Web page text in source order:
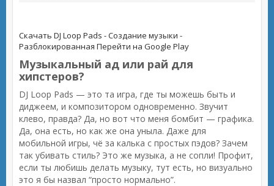
Скачать DJ Loop Pads - Создание музыки -
Разблокированная Перейти на Google Play
Музыкальный ад или рай для
хипстеров?
DJ Loop Pads — это та игра, где ты можешь быть и
диджеем, и композитором одновременно. Звучит
клево, правда? Да, но вот что меня бомбит — графика.
Да, она есть, но как же она уныла. Даже для
мобильной игры, чё за калька с простых пэдов? Зачем
так убивать стиль? Это же музыка, а не сопли! Профит,
если ты любишь делать музыку, тут есть, но визуально
это я бы назвал “просто нормально”.